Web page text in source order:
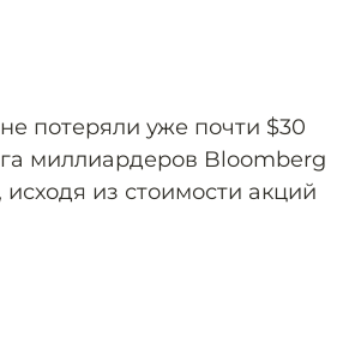
потеряли уже почти $30
миллиардеров Bloomberg
из стоимости акций